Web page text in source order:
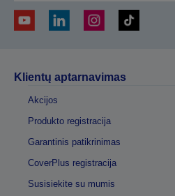
Klientų aptarnavimas
Akcijos
Produkto registracija
Garantinis patikrinimas
CoverPlus registracija
Susisiekite su mumis